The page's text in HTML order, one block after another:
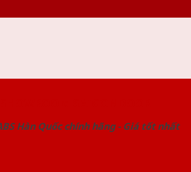
Hàn Quốc chính hãng - Giá tốt nhất